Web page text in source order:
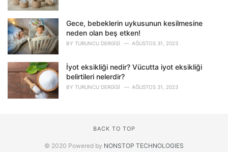
Gece, bebeklerin uykusunun kesilmesine
neden olan beş etken!
BY TURUNCU DERGISI AĞUSTOS 31, 2023
İyot eksikliği nedir? Vücutta iyot eksikliği
belirtileri nelerdir?
BY TURUNCU DERGISI AĞUSTOS 31, 2023
BACK TO TOP
© 2020 Powered by NONSTOP TECHNOLOGIES